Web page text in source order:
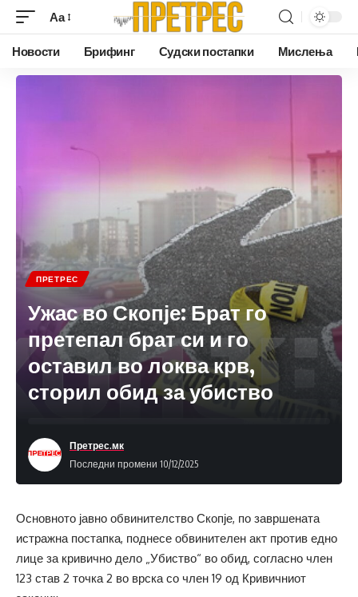
Аа
Новости Брифинг Судски постапки Мислења
ПРЕТРЕС
Ужас во Скопје: Брат го
претепал брат си и го
оставил во локва крв,
сторил обид за убиство
Последни промени 10/12/2025
Претрес.мк
Основното јавно обвинителство Скопје, по завршената
истражна постапка, поднесе обвинителен акт против едно
лице за кривично дело „Убиство“ во обид, согласно член
123 став 2 точка 2 во врска со член 19 од Кривичниот